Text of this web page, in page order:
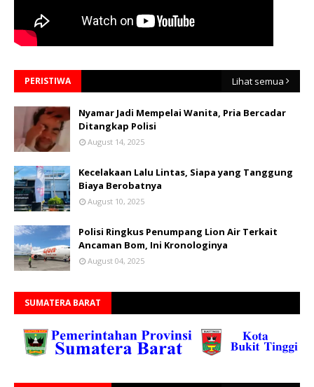
PERISTIWA Lihat semua
Nyamar Jadi Mempelai Wanita, Pria Bercadar
Ditangkap Polisi
August 14, 2025
Kecelakaan Lalu Lintas, Siapa yang Tanggung
Biaya Berobatnya
August 10, 2025
Polisi Ringkus Penumpang Lion Air Terkait
Ancaman Bom, Ini Kronologinya
August 04, 2025
SUMATERA BARAT